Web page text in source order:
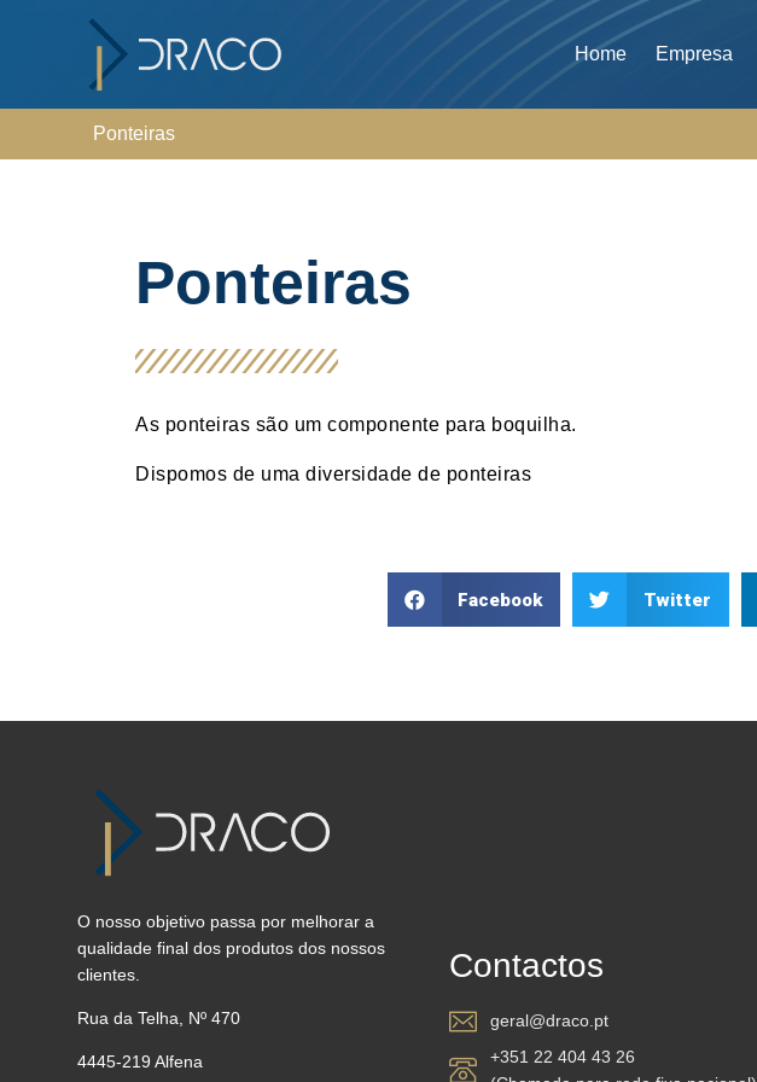
Home Empresa
Ponteiras
Ponteiras
As ponteiras são um componente para boquilha.
Dispomos de uma diversidade de ponteiras
Facebook Twitter
O nosso objetivo passa por melhorar a
qualidade final dos produtos dos nossos
clientes.
Rua da Telha, Nº 470
4445-219 Alfena
Contactos
geral@draco.pt
+351 22 404 43 26